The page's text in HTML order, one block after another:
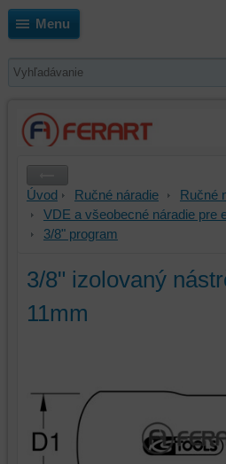
Menu
Úvod Ručné náradie
Ručné
VDE a všeobecné náradie pre
3/8" program
3/8" izolovaný
11mm